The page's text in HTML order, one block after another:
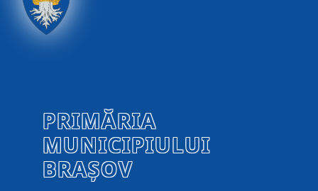
PRIMĂRIA
MUNICIPIULUI
BRAȘOV